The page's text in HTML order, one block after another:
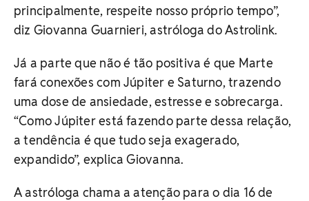
principalmente, respeite nosso próprio tempo”,
diz Giovanna Guarnieri, astróloga do Astrolink.
Já a parte que não é tão positiva é que Marte
fará conexões com Júpiter e Saturno, trazendo
uma dose de ansiedade, estresse e sobrecarga.
“Como Júpiter está fazendo parte dessa relação,
a tendência é que tudo seja exagerado,
expandido”, explica Giovanna.
A astróloga chama a atenção para o dia 16 de